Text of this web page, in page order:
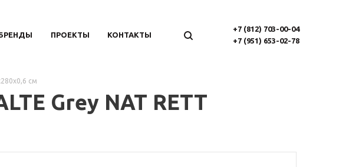
ПРОЕКТЫ КОНТАКТЫ
+7 (812) 703-00-04
+7 (951) 653-02-78
см
Grey NAT RETT